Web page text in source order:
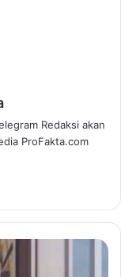
Redaksi akan
ProFakta.com